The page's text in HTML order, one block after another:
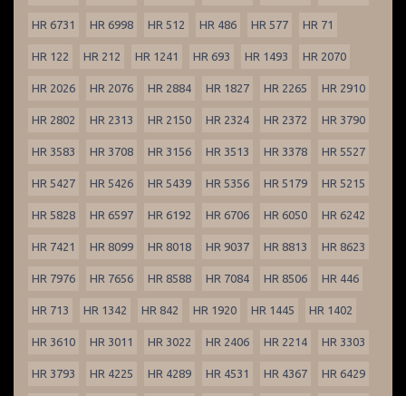
HR 6731 HR 6998 HR 512 HR 486 HR 577 HR 71
HR 122 HR 212 HR 1241 HR 693 HR 1493 HR 2070
HR 2026 HR 2076 HR 2884 HR 1827 HR 2265 HR 2910
HR 2802 HR 2313 HR 2150 HR 2324 HR 2372 HR 3790
HR 3583 HR 3708 HR 3156 HR 3513 HR 3378 HR 5527
HR 5427 HR 5426 HR 5439 HR 5356 HR 5179 HR 5215
HR 5828 HR 6597 HR 6192 HR 6706 HR 6050 HR 6242
HR 7421 HR 8099 HR 8018 HR 9037 HR 8813 HR 8623
HR 7976 HR 7656 HR 8588 HR 7084 HR 8506 HR 446
HR 713 HR 1342 HR 842 HR 1920 HR 1445 HR 1402
HR 3610 HR 3011 HR 3022 HR 2406 HR 2214 HR 3303
HR 3793 HR 4225 HR 4289 HR 4531 HR 4367 HR 6429